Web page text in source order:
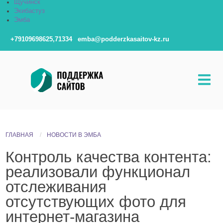
Щучинск
Экибастуз
Эмба
+79109698625,71334 emba@podderzkasaitov-kz.ru
ГЛАВНАЯ НОВОСТИ В ЭМБА
Контроль качества контента:
реализовали функционал
отслеживания
отсутствующих фото для
интернет-магазина